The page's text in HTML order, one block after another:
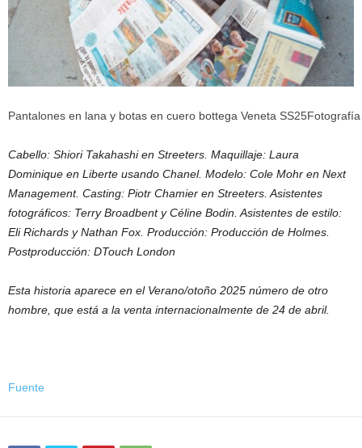
Pantalones en lana y botas en cuero bottega Veneta SS25
Cabello: Shiori Takahashi en Streeters. Maquillaje: Laura
Dominique en Liberte usando Chanel. Modelo: Cole Mohr en Next
Management. Casting: Piotr Chamier en Streeters. Asistentes
fotográficos: Terry Broadbent y Céline Bodin. Asistentes de estilo:
Eli Richards y Nathan Fox. Producción: Producción de Holmes.
Postproducción: DTouch London
Esta historia aparece en el Verano/otoño 2025 número de otro
hombre, que está a la venta internacionalmente de 24 de abril.
Fuente